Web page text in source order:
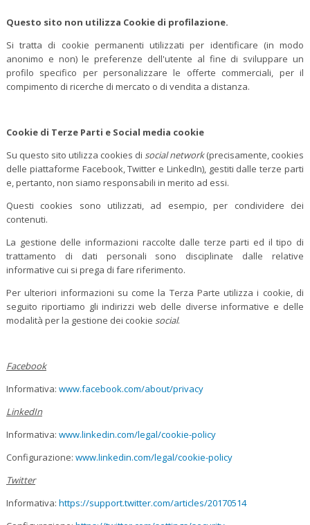
Questo sito non utilizza Cookie di profilazione.
Si tratta di cookie permanenti utilizzati per identificare (in modo
anonimo e non) le preferenze dell'utente al fine di sviluppare un
profilo specifico per personalizzare le offerte commerciali, per il
compimento di ricerche di mercato o di vendita a distanza.
Cookie di Terze Parti e Social media cookie
Su questo sito utilizza cookies disocial network(precisamente, cookies
delle piattaforme Facebook, Twitter e LinkedIn), gestiti dalle terze parti
e, pertanto, non siamo responsabili in merito ad essi.
Questi cookies sono utilizzati, ad esempio, per condividere dei
contenuti.
La gestione delle informazioni raccolte dalle terze parti ed il tipo di
trattamento di dati personali sono disciplinate dalle relative
informative cui si prega di fare riferimento.
Per ulteriori informazioni su come la Terza Parte utilizza i cookie, di
seguito riportiamo gli indirizzi web delle diverse informative e delle
modalità per la gestione dei cookie social.
Facebook
Informativa: www.facebook.com/about/privacy
LinkedIn
Informativa: www.linkedin.com/legal/cookie-policy
Configurazione: www.linkedin.com/legal/cookie-policy
Twitter
Informativa: https://support.twitter.com/articles/20170514